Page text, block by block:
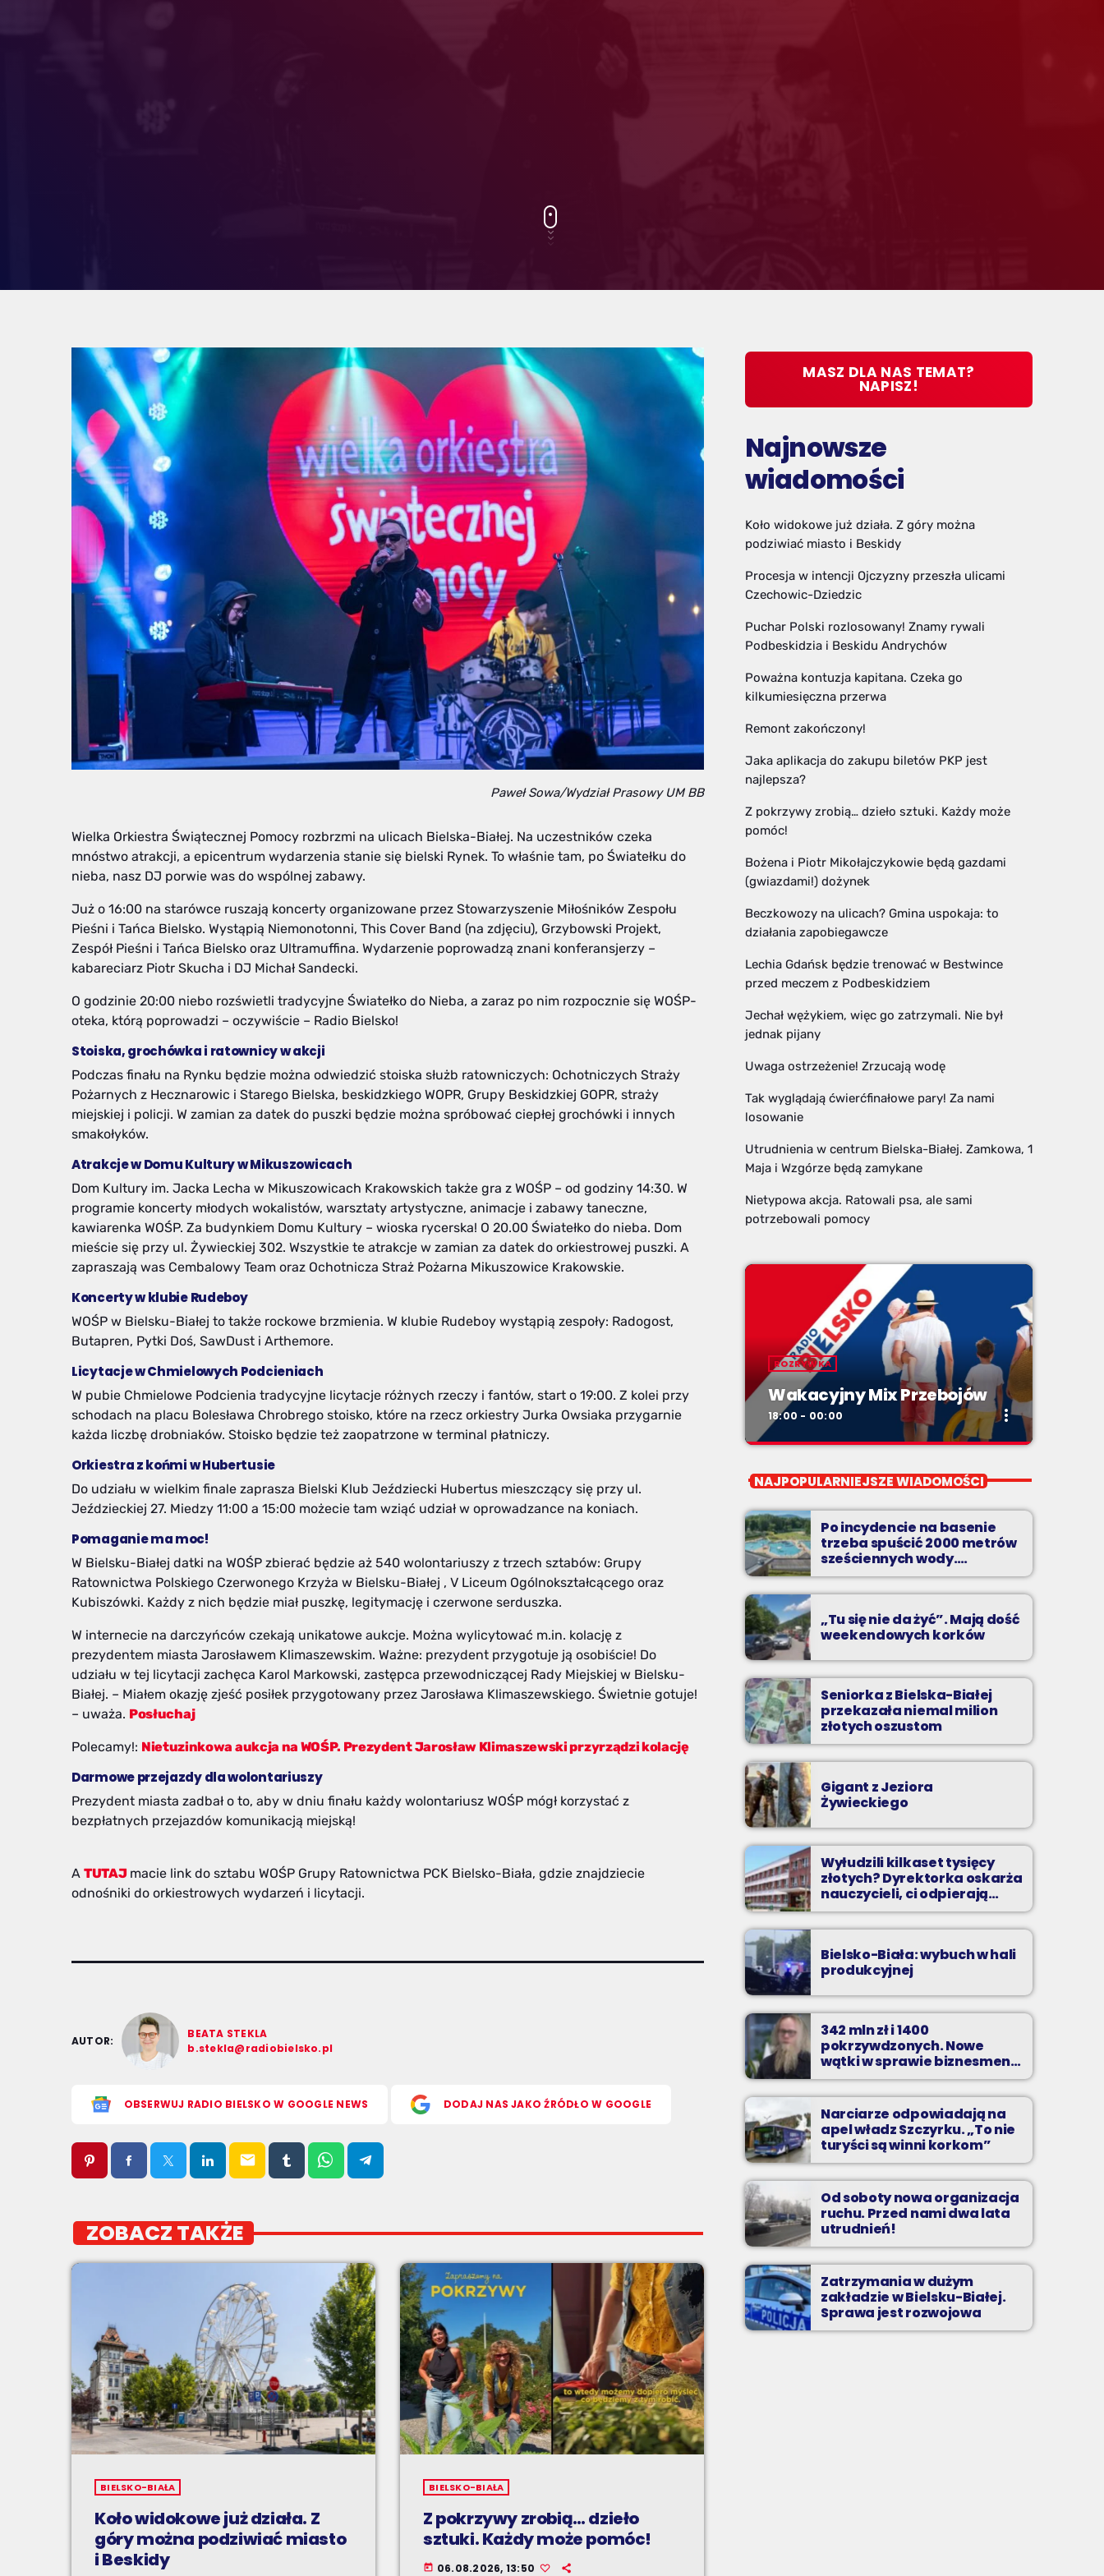
Paweł Sowa/Wydział Prasowy UM BB
Wielka Orkiestra Świątecznej Pomocy rozbrzmi na ulicach Bielska-Białej. Na uczestników czeka
mnóstwo atrakcji, a epicentrum wydarzenia stanie się bielski Rynek. To właśnie tam, po Światełku do
nieba, nasz DJ porwie was do wspólnej zabawy.
Już o 16:00 na starówce ruszają koncerty organizowane przez Stowarzyszenie Miłośników Zespołu
Pieśni i Tańca Bielsko. Wystąpią Niemonotonni, This Cover Band (na zdjęciu), Grzybowski Projekt,
Zespół Pieśni i Tańca Bielsko oraz Ultramuffina. Wydarzenie poprowadzą znani konferansjerzy –
kabareciarz Piotr Skucha i DJ Michał Sandecki.
O godzinie 20:00 niebo rozświetli tradycyjne Światełko do Nieba, a zaraz po nim rozpocznie się WOŚP-
oteka, którą poprowadzi – oczywiście – Radio Bielsko!
Stoiska, grochówka i ratownicy w akcji
Podczas finału na Rynku będzie można odwiedzić stoiska służb ratowniczych: Ochotniczych Straży
Pożarnych z Hecznarowic i Starego Bielska, beskidzkiego WOPR, Grupy Beskidzkiej GOPR, straży
miejskiej i policji. W zamian za datek do puszki będzie można spróbować ciepłej grochówki i innych
smakołyków.
Atrakcje w Domu Kultury w Mikuszowicach
Dom Kultury im. Jacka Lecha w Mikuszowicach Krakowskich także gra z WOŚP – od godziny 14:30. W
programie koncerty młodych wokalistów, warsztaty artystyczne, animacje i zabawy taneczne,
kawiarenka WOŚP. Za budynkiem Domu Kultury – wioska rycerska! O 20.00 Światełko do nieba. Dom
mieście się przy ul. Żywieckiej 302. Wszystkie te atrakcje w zamian za datek do orkiestrowej puszki. A
zapraszają was Cembalowy Team oraz Ochotnicza Straż Pożarna Mikuszowice Krakowskie.
Koncerty w klubie Rudeboy
WOŚP w Bielsku-Białej to także rockowe brzmienia. W klubie Rudeboy wystąpią zespoły: Radogost,
Butapren, Pytki Doś, SawDust i Arthemore.
Licytacje w Chmielowych Podcieniach
W pubie Chmielowe Podcienia tradycyjne licytacje różnych rzeczy i fantów, start o 19:00. Z kolei przy
schodach na placu Bolesława Chrobrego stoisko, które na rzecz orkiestry Jurka Owsiaka przygarnie
każda liczbę drobniaków. Stoisko będzie też zaopatrzone w terminal płatniczy.
Orkiestra z końmi w Hubertusie
Do udziału w wielkim finale zaprasza Bielski Klub Jeździecki Hubertus mieszczący się przy ul.
Jeździeckiej 27. Miedzy 11:00 a 15:00 możecie tam wziąć udział w oprowadzance na koniach.
Pomaganie ma moc!
W Bielsku-Białej datki na WOŚP zbierać będzie aż 540 wolontariuszy z trzech sztabów: Grupy
Ratownictwa Polskiego Czerwonego Krzyża w Bielsku-Białej , V Liceum Ogólnokształcącego oraz
Kubiszówki. Każdy z nich będzie miał puszkę, legitymację i czerwone serduszka.
W internecie na darczyńców czekają unikatowe aukcje. Można wylicytować m.in. kolację z
prezydentem miasta Jarosławem Klimaszewskim. Ważne: prezydent przygotuje ją osobiście! Do
udziału w tej licytacji zachęca Karol Markowski, zastępca przewodniczącej Rady Miejskiej w Bielsku-
Białej. – Miałem okazję zjeść posiłek przygotowany przez Jarosława Klimaszewskiego. Świetnie gotuje!
– uważa. Posłuchaj
Polecamy!: Nietuzinkowa aukcja na WOŚP. Prezydent Jarosław Klimaszewski przyrządzi kolację
Darmowe przejazdy dla wolontariuszy
Prezydent miasta zadbał o to, aby w dniu finału każdy wolontariusz WOŚP mógł korzystać z
bezpłatnych przejazdów komunikacją miejską!
A TUTAJ macie link do sztabu WOŚP Grupy Ratownictwa PCK Bielsko-Biała, gdzie znajdziecie
odnośniki do orkiestrowych wydarzeń i licytacji.
AUTOR:
BEATA STEKLA
b.stekla@radiobielsko.pl
OBSERWUJ RADIO BIELSKO W GOOGLE NEWS DODAJ NAS JAKO ŹRÓDŁO W GOOGLE
email
ZOBACZ TAKŻE
BIELSKO-BIAŁA
Koło widokowe już działa. Z
góry można podziwiać miasto
i Beskidy
BIELSKO-BIAŁA
Z pokrzywy zrobią… dzieło
sztuki. Każdy może pomóc!
today 06.08.2026, 13:50
MASZ DLA NAS TEMAT?
NAPISZ!
Najnowsze
wiadomości
Koło widokowe już działa. Z góry można
podziwiać miasto i Beskidy
Procesja w intencji Ojczyzny przeszła ulicami
Czechowic-Dziedzic
Puchar Polski rozlosowany! Znamy rywali
Podbeskidzia i Beskidu Andrychów
Poważna kontuzja kapitana. Czeka go
kilkumiesięczna przerwa
Remont zakończony!
Jaka aplikacja do zakupu biletów PKP jest
najlepsza?
Z pokrzywy zrobią… dzieło sztuki. Każdy może
pomóc!
Bożena i Piotr Mikołajczykowie będą gazdami
(gwiazdami!) dożynek
Beczkowozy na ulicach? Gmina uspokaja: to
działania zapobiegawcze
Lechia Gdańsk będzie trenować w Bestwince
przed meczem z Podbeskidziem
Jechał wężykiem, więc go zatrzymali. Nie był
jednak pijany
Uwaga ostrzeżenie! Zrzucają wodę
Tak wyglądają ćwierćfinałowe pary! Za nami
losowanie
Utrudnienia w centrum Bielska-Białej. Zamkowa, 1
Maja i Wzgórze będą zamykane
Nietypowa akcja. Ratowali psa, ale sami
potrzebowali pomocy
ROZRYWKA
Wakacyjny Mix Przebojów
18:00 - 00:00 more_vert
Wakacyjny Mix Przebojów
to najgorętsze hity lata, muzyczne plażowe
perełki, wspomnienia letnich przebojów,
nowości i premiery oraz Wasze pozdrowienia
z wakacji!
NAJPOPULARNIEJSZE WIADOMOŚCI
Po incydencie na basenie
trzeba spuścić 2000 metrów
sześciennych wody.
„Ogromne koszty i ogromna
praca”
„Tu się nie da żyć”. Mają dość
weekendowych korków
Seniorka z Bielska-Białej
przekazała niemal milion
złotych oszustom
Gigant z Jeziora
Żywieckiego
Wyłudzili kilkaset tysięcy
złotych? Dyrektorka oskarża
nauczycieli, ci odpierają
zarzuty
Bielsko-Biała: wybuch w hali
produkcyjnej
342 mln zł i 1400
pokrzywdzonych. Nowe
wątki w sprawie biznesmena
z Bielska-Białej
Narciarze odpowiadają na
apel władz Szczyrku. „To nie
turyści są winni korkom”
Od soboty nowa organizacja
ruchu. Przed nami dwa lata
utrudnień!
Zatrzymania w dużym
zakładzie w Bielsku-Białej.
Sprawa jest rozwojowa